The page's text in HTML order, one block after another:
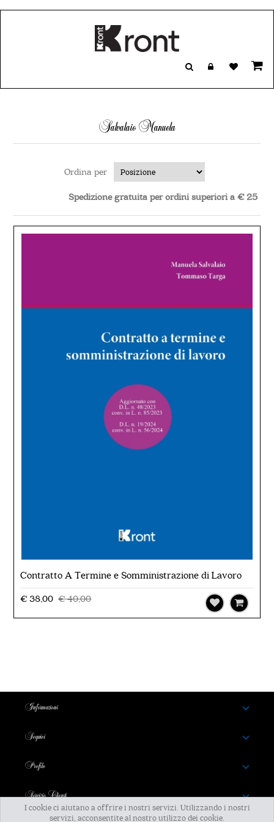
Salvalaio Manuela
Ordina per
Spedizione gratuita per ordini superiori a € 25
Contratto A Termine e Somministrazione di Lavoro
€ 38,00 € 40,00
Informazioni
Seguici
Profilo
Servizio Clienti
I cookie ci aiutano a offrire i nostri servizi. Utilizzando i nostri
servizi, acconsentite al nostro utilizzo dei cookie.